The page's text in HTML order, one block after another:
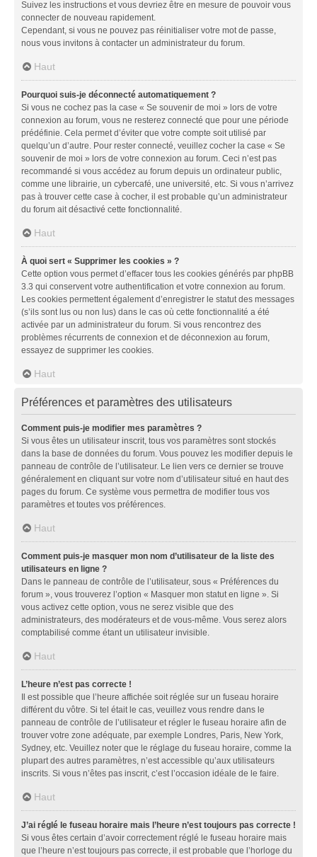
Suivez les instructions et vous devriez être en mesure de pouvoir vous
connecter de nouveau rapidement.
Cependant, si vous ne pouvez pas réinitialiser votre mot de passe,
nous vous invitons à contacter un administrateur du forum.
Haut
Pourquoi suis-je déconnecté automatiquement ?
Si vous ne cochez pas la case « Se souvenir de moi » lors de votre
connexion au forum, vous ne resterez connecté que pour une période
prédéfinie. Cela permet d’éviter que votre compte soit utilisé par
quelqu’un d’autre. Pour rester connecté, veuillez cocher la case « Se
souvenir de moi » lors de votre connexion au forum. Ceci n’est pas
recommandé si vous accédez au forum depuis un ordinateur public,
comme une librairie, un cybercafé, une université, etc. Si vous n’arrivez
pas à trouver cette case à cocher, il est probable qu’un administrateur
du forum ait désactivé cette fonctionnalité.
Haut
À quoi sert « Supprimer les cookies » ?
Cette option vous permet d’effacer tous les cookies générés par phpBB
3.3 qui conservent votre authentification et votre connexion au forum.
Les cookies permettent également d’enregistrer le statut des messages
(s’ils sont lus ou non lus) dans le cas où cette fonctionnalité a été
activée par un administrateur du forum. Si vous rencontrez des
problèmes récurrents de connexion et de déconnexion au forum,
essayez de supprimer les cookies.
Haut
Préférences et paramètres des utilisateurs
Comment puis-je modifier mes paramètres ?
Si vous êtes un utilisateur inscrit, tous vos paramètres sont stockés
dans la base de données du forum. Vous pouvez les modifier depuis le
panneau de contrôle de l’utilisateur. Le lien vers ce dernier se trouve
généralement en cliquant sur votre nom d’utilisateur situé en haut des
pages du forum. Ce système vous permettra de modifier tous vos
paramètres et toutes vos préférences.
Haut
Comment puis-je masquer mon nom d’utilisateur de la liste des
utilisateurs en ligne ?
Dans le panneau de contrôle de l’utilisateur, sous « Préférences du
forum », vous trouverez l’option « Masquer mon statut en ligne ». Si
vous activez cette option, vous ne serez visible que des
administrateurs, des modérateurs et de vous-même. Vous serez alors
comptabilisé comme étant un utilisateur invisible.
Haut
L’heure n’est pas correcte !
Il est possible que l’heure affichée soit réglée sur un fuseau horaire
différent du vôtre. Si tel était le cas, veuillez vous rendre dans le
panneau de contrôle de l’utilisateur et régler le fuseau horaire afin de
trouver votre zone adéquate, par exemple Londres, Paris, New York,
Sydney, etc. Veuillez noter que le réglage du fuseau horaire, comme la
plupart des autres paramètres, n’est accessible qu’aux utilisateurs
inscrits. Si vous n’êtes pas inscrit, c’est l’occasion idéale de le faire.
Haut
J’ai réglé le fuseau horaire mais l’heure n’est toujours pas correcte !
Si vous êtes certain d’avoir correctement réglé le fuseau horaire mais
que l’heure n’est toujours pas correcte, il est probable que l’horloge du